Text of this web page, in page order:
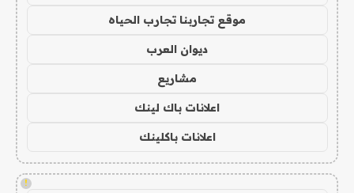
موقع تجاربنا تجارب الحياه
ديوان العرب
مشاريع
اعلانات باك لينك
اعلانات باكلينك
!